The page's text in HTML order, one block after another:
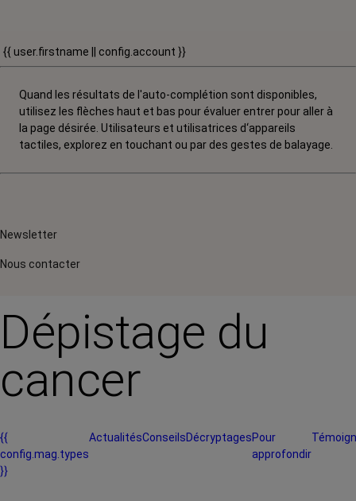
{{ user.firstname || config.account }}
Quand les résultats de l'auto-complétion sont disponibles,
utilisez les flèches haut et bas pour évaluer entrer pour aller à
la page désirée. Utilisateurs et utilisatrices d‘appareils
tactiles, explorez en touchant ou par des gestes de balayage.
Newsletter
Nous contacter
Dépistage du
cancer
{{
config.mag.types
}}
ActualitésConseilsDécryptagesPour
approfondir